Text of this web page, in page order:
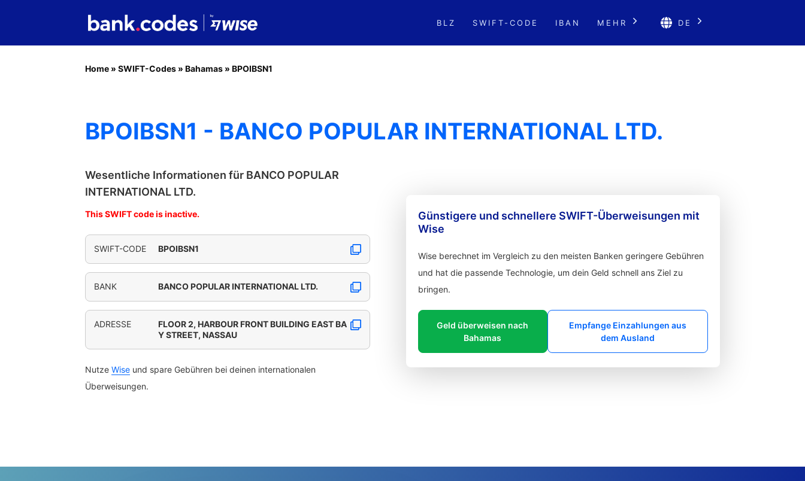
BLZ SWIFT-CODE IBAN MEHR DE
Home » SWIFT-Codes » Bahamas » BPOIBSN1
BPOIBSN1 - BANCO POPULAR INTERNATIONAL LTD.
Wesentliche Informationen für BANCO POPULAR
INTERNATIONAL LTD.
This SWIFT code is inactive.
SWIFT-CODE BPOIBSN1
BANK BANCO POPULAR INTERNATIONAL LTD.
ADRESSE
FLOOR 2, HARBOUR FRONT BUILDING EAST BA
Y STREET, NASSAU
Nutze Wise und spare Gebühren bei deinen internationalen
Überweisungen.
Günstigere und schnellere SWIFT-Überweisungen mit
Wise
Wise berechnet im Vergleich zu den meisten Banken geringere Gebühren
und hat die passende Technologie, um dein Geld schnell ans Ziel zu
bringen.
Geld überweisen nach
Bahamas
Empfange Einzahlungen aus
dem Ausland